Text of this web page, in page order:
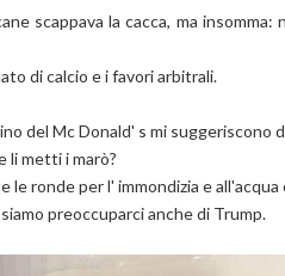
scappava la cacca, ma
di calcio e i favori arbitrali.
del Mc Donald' s mi suggeriscono
li metti i marò?
le ronde per l' immondizia e all'acqua
preoccuparci anche di Trump.